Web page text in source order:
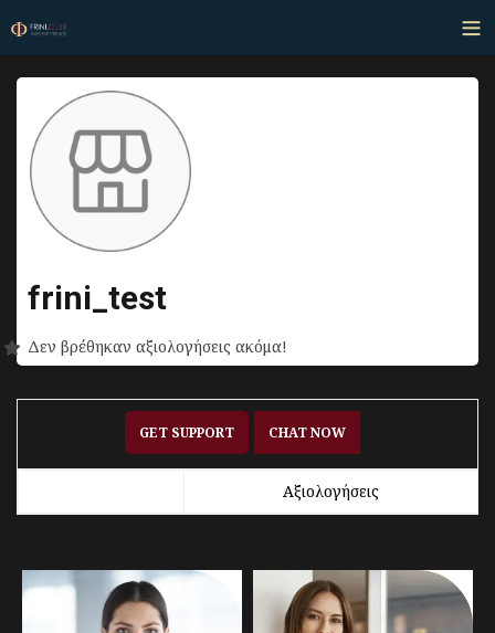
frini_test
Δεν βρέθηκαν αξιολογήσεις ακόμα!
CHAT NOW
GET SUPPORT
Αξιολογήσεις